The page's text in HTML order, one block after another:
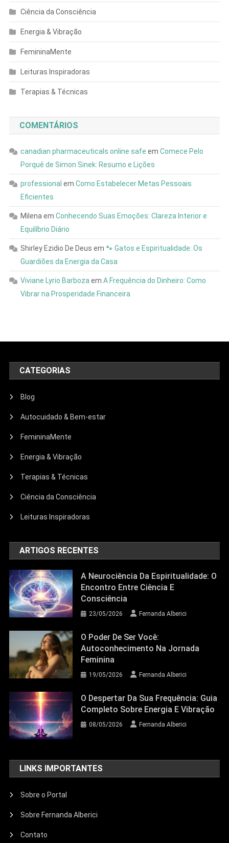
Ciência da Consciência
Energia & Vibração
FemininaMente
Leituras Inspiradoras
Terapias & Técnicas
COMENTÁRIOS
canadian pharmaceuticals online safe em Comece Pelo
Porquê de Simon Sinek: Resumo e Lições
professional em Como Estabelecer Metas Pessoais
Eficientes
Milenaem Conhecendo Suas Emoções: Clareza Interior e
Equilíbrio Diário
Shirley Ezidio De Deus em 🐾 Gatos e Espiritualidade: Os
Guardiões da Energia da Casa
Viviane Lyrio Barbozaem A Frequência do Dinheiro: Como
Vibrar na Prosperidade Financeira
CATEGORIAS
Blog
Autocuidado & Bem-estar
FemininaMente
Energia & Vibração
Terapias & Técnicas
Ciência da Consciência
Leituras Inspiradoras
ARTIGOS RECENTES
A Neurociência Da Espiritualidade: O
Encontro Entre Ciência E
Consciência
23/05/2026 Fernanda Alberici
O Poder De Ser Você:
Autoconhecimento Na Jornada
Feminina
19/05/2026 Fernanda Alberici
O Despertar Da Sua Frequência: Guia
Completo Sobre Energia E Vibração
08/05/2026 Fernanda Alberici
LINKS IMPORTANTES
Sobre o Portal
Sobre Fernanda Alberici
Contato